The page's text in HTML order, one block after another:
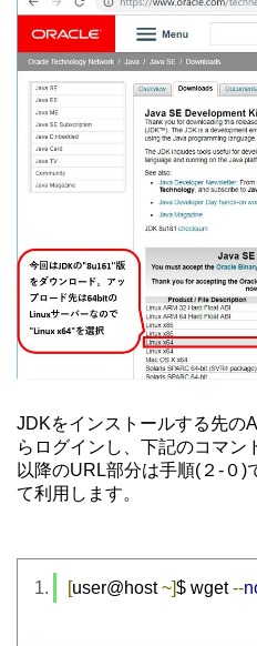
JDKをインストールする先の
らログインし、下記のコマン
以降のURL部分は手順(２-０)
て利用します。
user@host ~] $ wget --